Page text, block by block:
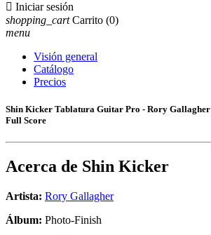
 Iniciar sesión
shopping_cart Carrito (0)
menu
Visión general
Catálogo
Precios
Shin Kicker Tablatura Guitar Pro - Rory Gallagher
Full Score
Acerca de Shin Kicker
Artista: Rory Gallagher
Álbum: Photo-Finish